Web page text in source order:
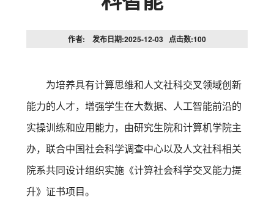
作者: 发布日期:2025-12-03 点击数:100
为培养具有计算思维和人文社科交叉领域创新
能力的人才，增强学生在大数据、人工智能前沿的
实操训练和应用能力，由研究生院和计算机学院主
办，联合中国社会科学调查中心以及人文社科相关
院系共同设计组织实施《计算社会科学交叉能力提
升》证书项目。